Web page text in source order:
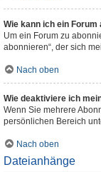
Wie kann ich ein Forum
Um ein Forum zu
abonnieren“, der sich
Nach oben
Wie deaktiviere ich
Wenn Sie mehrere
persönlichen Bereich
Nach oben
Dateianhänge